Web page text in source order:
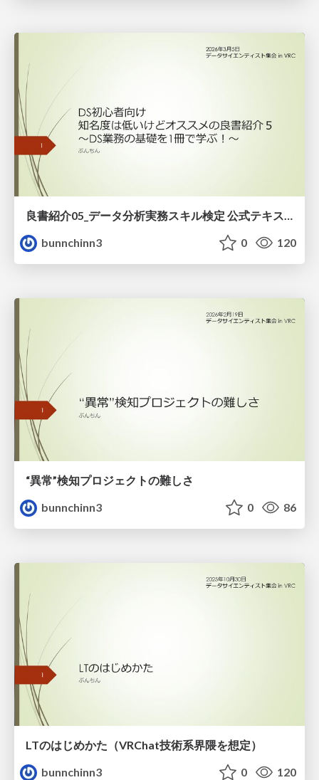
bunnchinn3
0 120
“異常”検知プロジェクトの難しさ
bunnchinn3
0 86
LTのはじめかた（VRChat技術系界隈を想定）
bunnchinn3
0 120